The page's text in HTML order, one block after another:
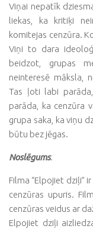
Viņai nepatīk
liekas, ka kritiķi
komitejas cenzūra.
Viņi to dara
beidzot, grupas
neinteresē māksla,
Tas ļoti labi
parāda, ka cenzūra
grupa saka, ka viņu
būtu bez jēgas.
Noslēgums.
Filma “Elpojiet dziļi”
cenzūras upuris.
cenzūras veidus ar
Elpojiet dziļi